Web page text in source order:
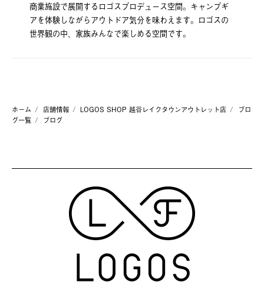
商業施設で展開するロゴスプロデュース空間。キャンプギ
アを体験しながらアウトドア気分を味わえます。ロゴスの
世界観の中、家族みんなで楽しめる空間です。
ホーム 店舗情報 LOGOS SHOP 越谷レイクタウンアウトレット店
ブロ
グ一覧
ブログ